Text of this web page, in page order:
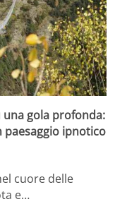
una gola profonda:
paesaggio ipnotico
cuore delle
e…